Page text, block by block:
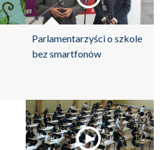
Parlamentarzyści o szkole
bez smartfonów